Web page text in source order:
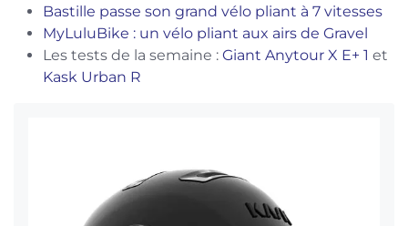
Bastille passe son grand vélo pliant à 7 vitesses
MyLuluBike : un vélo pliant aux airs de Gravel
Les tests de la semaine : Giant Anytour X E+ 1 et
Kask Urban R